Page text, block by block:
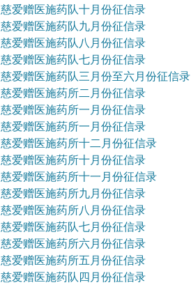
慈爱赠医施药队十月份征信录
慈爱赠医施药队九月份征信录
慈爱赠医施药队八月份征信录
慈爱赠医施药队七月份征信录
慈爱赠医施药队三月份至六月份征信录
慈爱赠医施药所二月份征信录
慈爱赠医施药所一月份征信录
慈爱赠医施药所一月份征信录
慈爱赠医施药所十二月份征信录
慈爱赠医施药所十月份征信录
慈爱赠医施药所十一月份征信录
慈爱赠医施药所九月份征信录
慈爱赠医施药所八月份征信录
慈爱赠医施药队七月份征信录
慈爱赠医施药所六月份征信录
慈爱赠医施药所五月份征信录
慈爱赠医施药队四月份征信录